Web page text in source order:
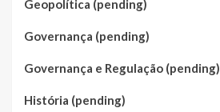
Geopolítica (pending)
Governança (pending)
Governança e Regulação (pending)
História (pending)